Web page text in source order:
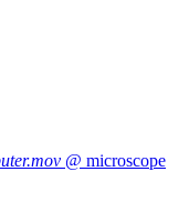
@ microscope